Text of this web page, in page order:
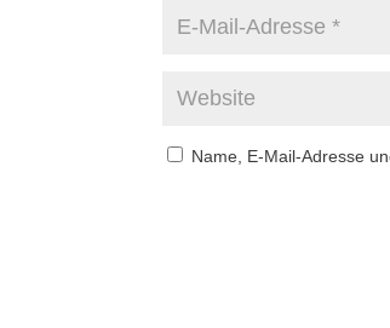
Name, E-Mail-Adresse